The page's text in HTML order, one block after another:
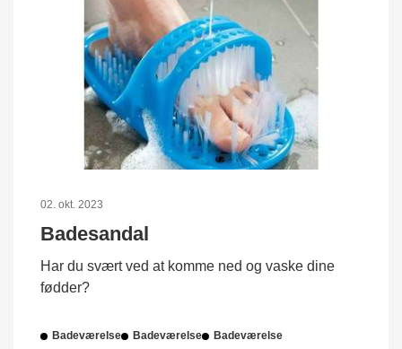
02. okt. 2023
Badesandal
Har du svært ved at komme ned og vaske dine
fødder?
Badeværelse Badeværelse Badeværelse